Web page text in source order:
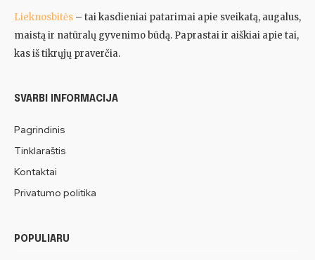
Lieknosbitės – tai kasdieniai patarimai apie sveikatą, augalus,
maistą ir natūralų gyvenimo būdą. Paprastai ir aiškiai apie tai,
kas iš tikrųjų praverčia.
SVARBI INFORMACIJA
Pagrindinis
Tinklaraštis
Kontaktai
Privatumo politika
POPULIARU